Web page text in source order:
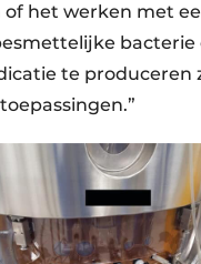
of het werken met
bacterie
te produceren